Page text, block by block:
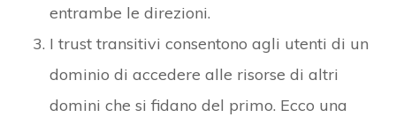
entrambe le direzioni.
I trust transitivi consentono agli utenti di un
dominio di accedere alle risorse di altri
domini che si fidano del primo. Ecco una